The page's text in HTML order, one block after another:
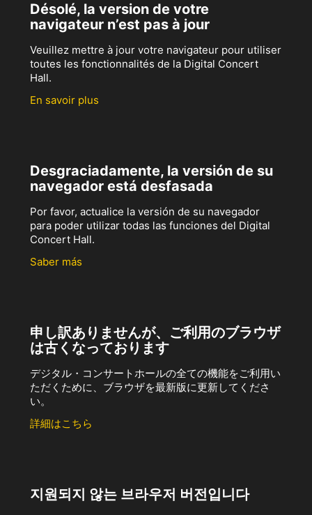
Désolé, la version de votre
navigateur n’est pas à jour
Veuillez mettre à jour votre navigateur pour utiliser
toutes les fonctionnalités de la Digital Concert
Hall.
En savoir plus
Desgraciadamente, la versión de su
navegador está desfasada
Por favor, actualice la versión de su navegador
para poder utilizar todas las funciones del Digital
Concert Hall.
Saber más
申し訳ありませんが、ご利用のブラウザ
は古くなっております
デジタル・コンサートホールの全ての機能をご利用い
ただくために、ブラウザを最新版に更新してくださ
い。
詳細はこちら
지원되지 않는 브라우저 버전입니다